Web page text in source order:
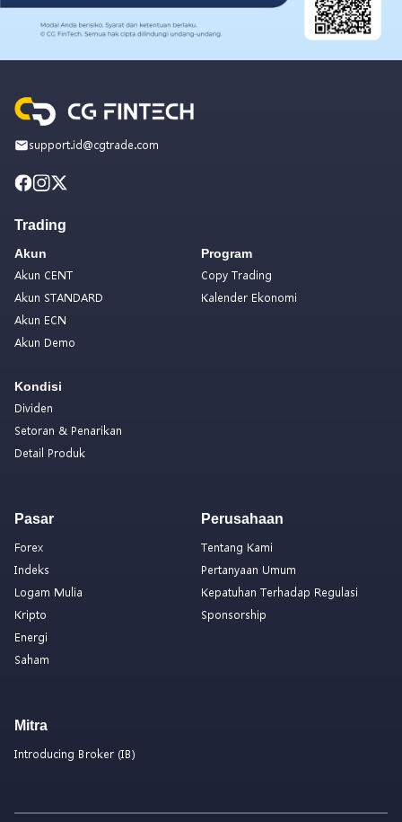
support.id@cgtrade.com
Trading
Akun
Akun CENT
Akun STANDARD
Akun ECN
Akun Demo
Kondisi
Dividen
Setoran & Penarikan
Detail Produk
Program
Copy Trading
Kalender Ekonomi
Pasar
Forex
Indeks
Logam Mulia
Kripto
Energi
Saham
Perusahaan
Tentang Kami
Pertanyaan Umum
Kepatuhan Terhadap Regulasi
Sponsorship
Mitra
Introducing Broker (IB)